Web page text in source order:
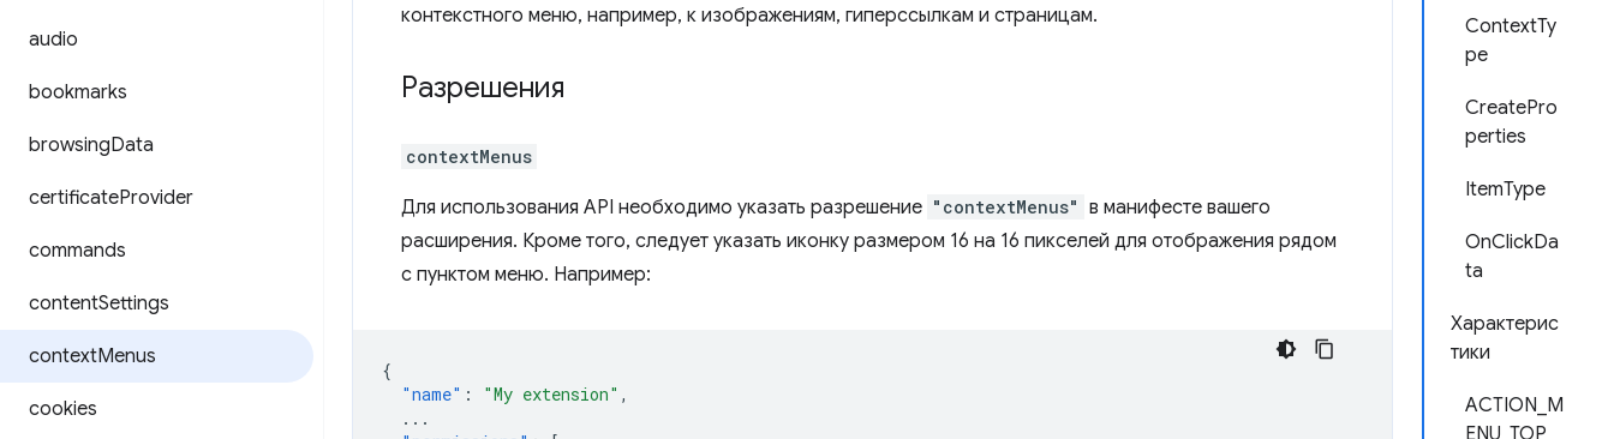
audio
bookmarks
browsingData
certificateProvider
commands
contentSettings
contextMenus
cookies
ContextTy
pe
CreatePro
perties
ItemType
OnClickDa
ta
Характерис
тики
ACTION_M
ENU_TOP_
контекстного меню, например, к изображениям, гиперссылкам и страницам.
Разрешения
contextMenus
Для использования API необходимо указать разрешение "contextMenus" в манифесте вашего
расширения. Кроме того, следует указать иконку размером 16 на 16 пикселей для отображения рядом
с пунктом меню. Например:
{
"name" : "My extension" ,
...